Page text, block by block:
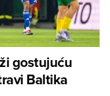
gostujuću
Baltika